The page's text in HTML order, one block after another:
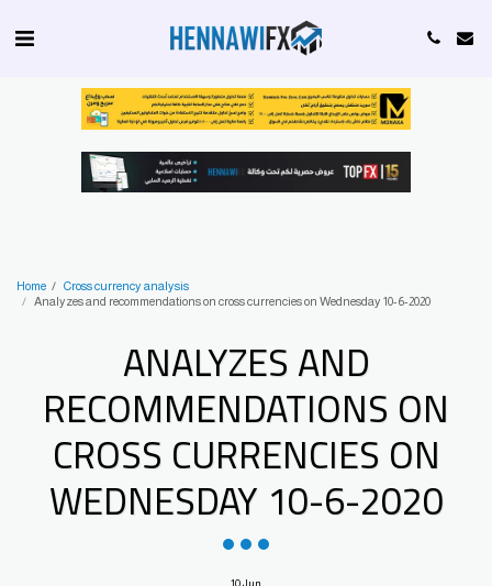
Home
Cross currency analysis
Analyzes and recommendations on cross currencies on Wednesday 10-6-2020
ANALYZES AND
RECOMMENDATIONS ON
CROSS CURRENCIES ON
WEDNESDAY 10-6-2020
10Jun